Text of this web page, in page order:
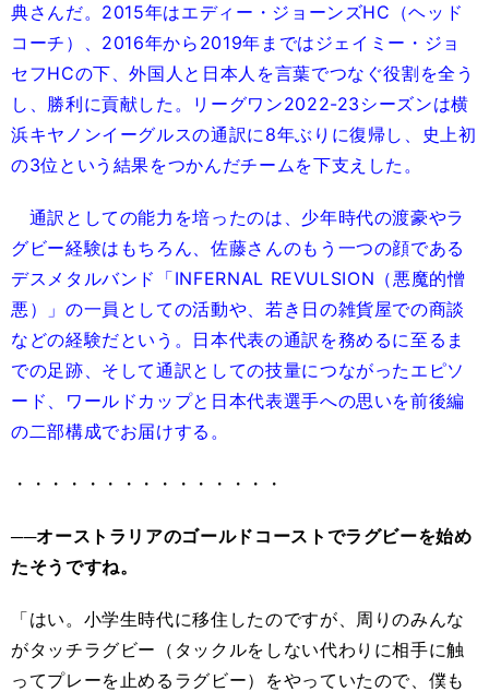
典さんだ。2015年はエディー・ジョーンズHC（ヘッド
コーチ）、2016年から2019年まではジェイミー・ジョ
セフHCの下、外国人と日本人を言葉でつなぐ役割を全う
し、勝利に貢献した。リーグワン2022-23シーズンは横
浜キヤノンイーグルスの通訳に8年ぶりに復帰し、史上初
の3位という結果をつかんだチームを下支えした。
通訳としての能力を培ったのは、少年時代の渡豪やラ
グビー経験はもちろん、佐藤さんのもう一つの顔である
デスメタルバンド「INFERNAL REVULSION（悪魔的憎
悪）」の一員としての活動や、若き日の雑貨屋での商談
などの経験だという。日本代表の通訳を務めるに至るま
での足跡、そして通訳としての技量につながったエピソ
ード、ワールドカップと日本代表選手への思いを前後編
の二部構成でお届けする。
・・・・・・・・・・・・・・・
──オーストラリアのゴールドコーストでラグビーを始め
たそうですね。
「はい。小学生時代に移住したのですが、周りのみんな
がタッチラグビー（タックルをしない代わりに相手に触
ってプレーを止めるラグビー）をやっていたので、僕も